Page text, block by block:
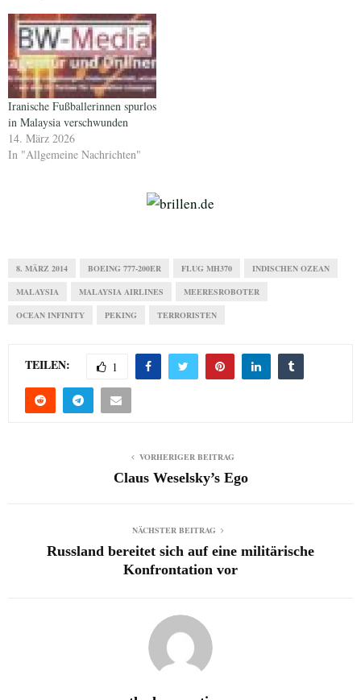
Iranische Fußballerinnen spurlos
in Malaysia verschwunden
14. März 2026
In "Allgemeine Nachrichten"
8. MÄRZ 2014 BOEING 777-200ER FLUG MH370 INDISCHEN OZEAN
MALAYSIA MALAYSIA AIRLINES MEERESROBOTER
OCEAN INFINITY PEKING TERRORISTEN
TEILEN: 1
VORHERIGER BEITRAG
Claus Weselsky’s Ego
NÄCHSTER BEITRAG
Russland bereitet sich auf eine militärische
Konfrontation vor